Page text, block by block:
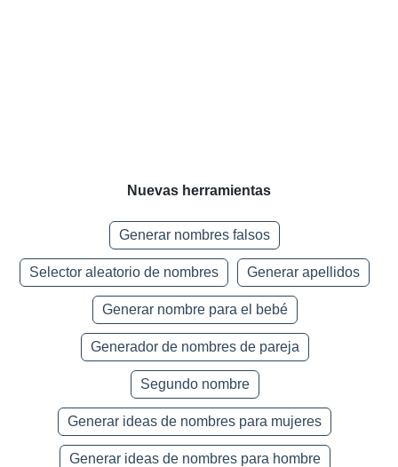
Nuevas herramientas
Generar nombres falsos
Selector aleatorio de nombres Generar apellidos
Generar nombre para el bebé
Generador de nombres de pareja
Segundo nombre
Generar ideas de nombres para mujeres
Generar ideas de nombres para hombre